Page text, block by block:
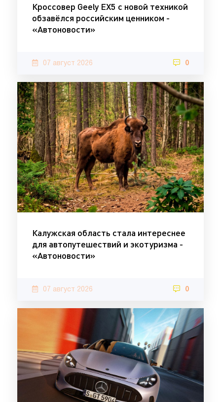
Кроссовер Geely EX5 с новой техникой
обзавёлся российским ценником -
«Автоновости»
07 август 2026 0
Калужская область стала интереснее
для автопутешествий и экотуризма -
«Автоновости»
07 август 2026 0